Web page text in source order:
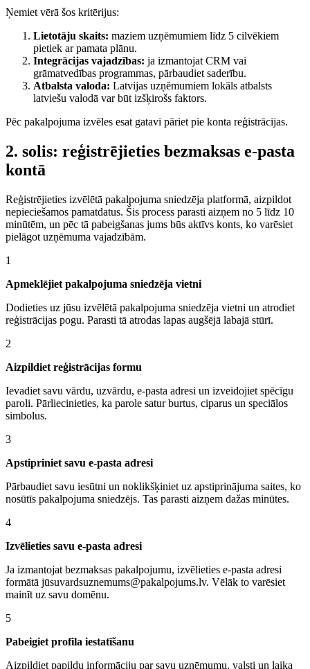
Ņemiet vērā šos kritērijus:
Lietotāju skaits: maziem uzņēmumiem līdz 5 cilvēkiem
pietiek ar pamata plānu.
Integrācijas vajadzības: ja izmantojat CRM vai
grāmatvedības programmas, pārbaudiet saderību.
Atbalsta valoda: Latvijas uzņēmumiem lokāls atbalsts
latviešu valodā var būt izšķirošs faktors.
Pēc pakalpojuma izvēles esat gatavi pāriet pie konta reģistrācijas.
2. solis: reģistrējieties bezmaksas e-pasta
kontā
Reģistrējieties izvēlētā pakalpojuma sniedzēja platformā, aizpildot
nepieciešamos pamatdatus. Šis process parasti aizņem no 5 līdz 10
minūtēm, un pēc tā pabeigšanas jums būs aktīvs konts, ko varēsiet
pielāgot uzņēmuma vajadzībām.
1
Apmeklējiet pakalpojuma sniedzēja vietni
Dodieties uz jūsu izvēlētā pakalpojuma sniedzēja vietni un atrodiet
reģistrācijas pogu. Parasti tā atrodas lapas augšējā labajā stūrī.
2
Aizpildiet reģistrācijas formu
Ievadiet savu vārdu, uzvārdu, e-pasta adresi un izveidojiet spēcīgu
paroli. Pārliecinieties, ka parole satur burtus, ciparus un speciālos
simbolus.
3
Apstipriniet savu e-pasta adresi
Pārbaudiet savu iesūtni un noklikšķiniet uz apstiprinājuma saites, ko
nosūtīs pakalpojuma sniedzējs. Tas parasti aizņem dažas minūtes.
4
Izvēlieties savu e-pasta adresi
Ja izmantojat bezmaksas pakalpojumu, izvēlieties e-pasta adresi
formātā jūsuvardsuznemums@pakalpojums.lv. Vēlāk to varēsiet
mainīt uz savu domēnu.
5
Pabeigiet profila iestatīšanu
Aizpildiet papildu informāciju par savu uzņēmumu, valsti un laika